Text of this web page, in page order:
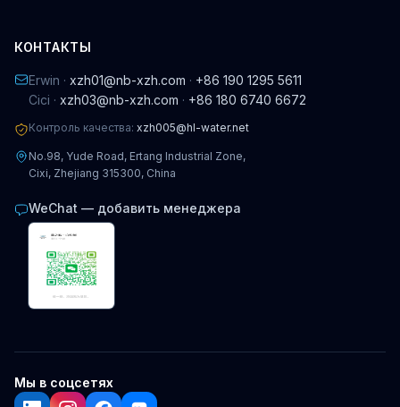
КОНТАКТЫ
Erwin · xzh01@nb-xzh.com · +86 190 1295 5611
Cici · xzh03@nb-xzh.com · +86 180 6740 6672
Контроль качества: xzh005@hl-water.net
No.98, Yude Road, Ertang Industrial Zone,
Cixi, Zhejiang 315300, China
WeChat — добавить менеджера
Мы в соцсетях